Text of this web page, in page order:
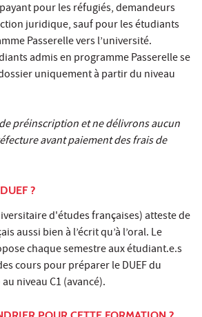
pour les réfugiés, demandeurs
juridique, sauf pour les étudiants
Passerelle vers l’université.
admis en programme Passerelle se
uniquement à partir du niveau
préinscription et ne délivrons aucun
avant paiement des frais de
?
d'études françaises) atteste de
aussi bien à l’écrit qu’à l’oral. Le
chaque semestre aux étudiant.e.s
cours pour préparer le DUEF du
niveau C1 (avancé).